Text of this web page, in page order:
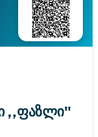
,,ფაზლი"